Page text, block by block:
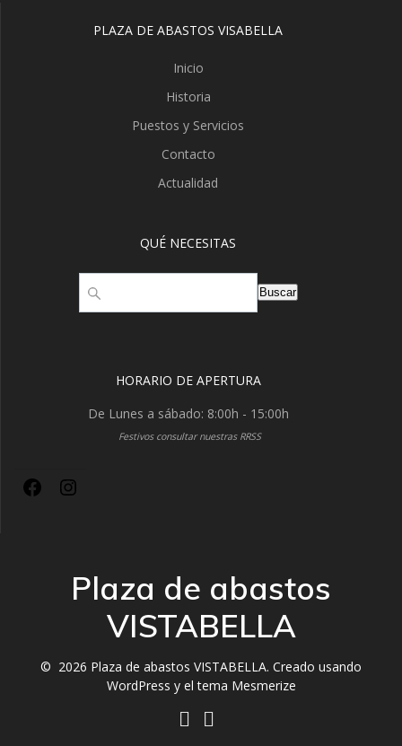
PLAZA DE ABASTOS VISABELLA
Inicio
Historia
Puestos y Servicios
Contacto
Actualidad
QUÉ NECESITAS
Buscar
HORARIO DE APERTURA
De Lunes a sábado: 8:00h - 15:00h
Festivos consultar nuestras RRSS
Plaza de abastos
VISTABELLA
© 2026 Plaza de abastos VISTABELLA. Creado usando
WordPress y eltema Mesmerize